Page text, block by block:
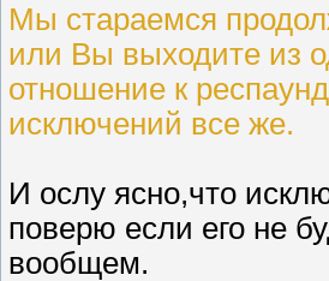
Мы стараемся
или Вы выходите из
отношение к
исключений все же.
И ослу ясно,что
поверю если его не
вообщем.